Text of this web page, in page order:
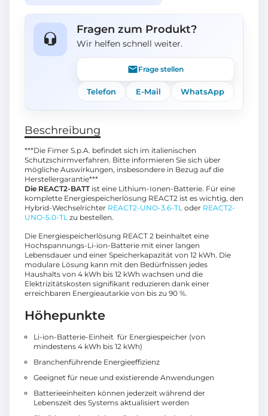
Fragen zum Produkt?
Wir helfen schnell weiter.
Frage stellen
Telefon E-Mail WhatsApp
Beschreibung
***Die Fimer S.p.A. befindet sich im italienischen
Schutzschirmverfahren. Bitte informieren Sie sich über
mögliche Auswirkungen, insbesondere in Bezug auf die
Herstellergarantie***
Die REACT2-BATTist eine Lithium-Ionen-Batterie. Für eine
komplette Energiespeicherlösung REACT2 ist es wichtig, den
Hybrid-Wechselrichter REACT2-UNO-3.6-TL oder REACT2-
UNO-5.0-TL zu bestellen.
Die Energiespeicherlösung REACT 2 beinhaltet eine
Hochspannungs-Li-ion-Batterie mit einer langen
Lebensdauer und einer Speicherkapazität von 12 kWh. Die
modulare Lösung kann mit den Bedürfnissen jedes
Haushalts von 4 kWh bis 12 kWh wachsen und die
Elektrizitätskosten signifikant reduzieren dank einer
erreichbaren Energieautarkie von bis zu 90 %.
Höhepunkte
Li-ion-Batterie-Einheit für Energiespeicher (von
mindestens 4 kWh bis 12 kWh)
Branchenführende Energieeffizienz
Geeignet für neue und existierende Anwendungen
Batterieeinheiten können jederzeit während der
Lebenszeit des Systems aktualisiert werden